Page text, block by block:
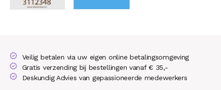
Veilig betalen via uw eigen online betalingsomgeving
Gratis verzending bij bestellingen vanaf € 35,-
Deskundig Advies van gepassioneerde medewerkers